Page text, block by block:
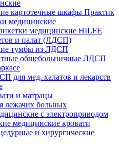
картотечные шкафы Практик
медицинские
медицинские HILFE
и палат (ЛДСП)
тумбы из ЛДСП
общебольничные ЛДСП
для мед. халатов и лекарств
и матрацы
лежачих больных
с электроприводом
медицинские кровати
и хирургические